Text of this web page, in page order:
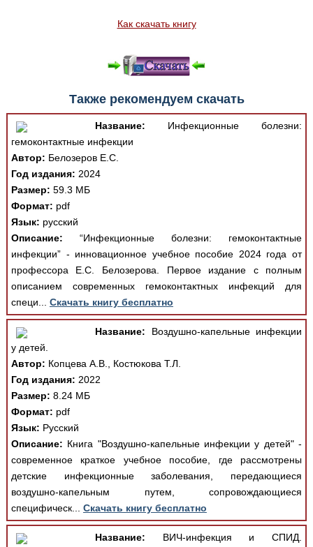
Как скачать книгу
Также рекомендуем скачать
Название: Инфекционные болезни:
гемоконтактные инфекции
Автор: Белозеров Е.С.
Год издания: 2024
Размер: 59.3 МБ
Формат: pdf
Язык: русский
Описание: “Инфекционные болезни: гемоконтактные
инфекции” - инновационное учебное пособие 2024 года от
профессора Е.С. Белозерова. Первое издание с полным
описанием современных гемоконтактных инфекций для
специ... Скачать книгу бесплатно
Название: Воздушно-капельные инфекции
у детей.
Автор: Копцева А.В., Костюкова Т.Л.
Год издания: 2022
Размер: 8.24 МБ
Формат: pdf
Язык: Русский
Описание: Книга "Воздушно-капельные инфекции у детей" -
современное краткое учебное пособие, где рассмотрены
детские инфекционные заболевания, передающиеся
воздушно-капельным путем, сопровождающиеся
специфическ... Скачать книгу бесплатно
Название: ВИЧ-инфекция и СПИД.